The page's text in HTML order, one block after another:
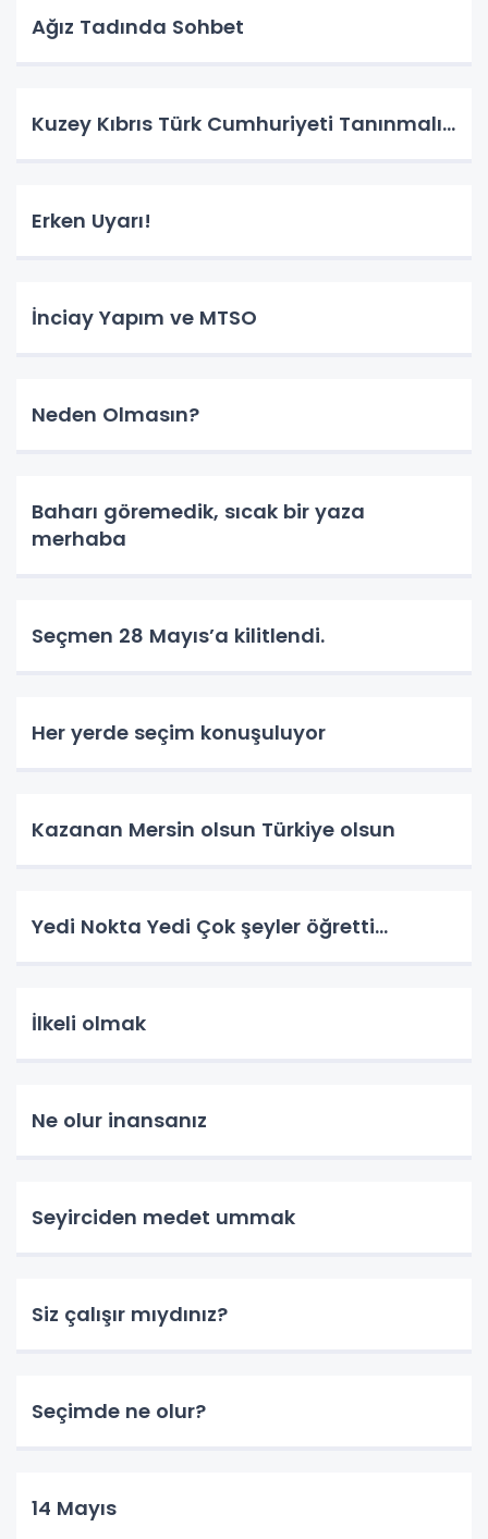
Ağız Tadında Sohbet
Kuzey Kıbrıs Türk Cumhuriyeti Tanınmalı…
Erken Uyarı!
İnciay Yapım ve MTSO
Neden Olmasın?
Baharı göremedik, sıcak bir yaza
merhaba
Seçmen 28 Mayıs’a kilitlendi.
Her yerde seçim konuşuluyor
Kazanan Mersin olsun Türkiye olsun
Yedi Nokta Yedi Çok şeyler öğretti…
İlkeli olmak
Ne olur inansanız
Seyirciden medet ummak
Siz çalışır mıydınız?
Seçimde ne olur?
14 Mayıs